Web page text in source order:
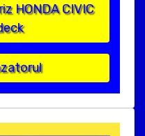
HONDA CIVIC